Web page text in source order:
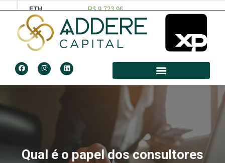
Qual é o papel dos consultores